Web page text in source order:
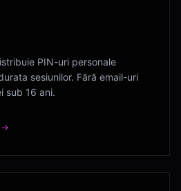
PIN-uri personale
sesiunilor. Fără email-uri
sub 16 ani.